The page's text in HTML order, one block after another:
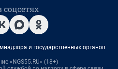
и государственных органов
«NGS55.RU» (18+)